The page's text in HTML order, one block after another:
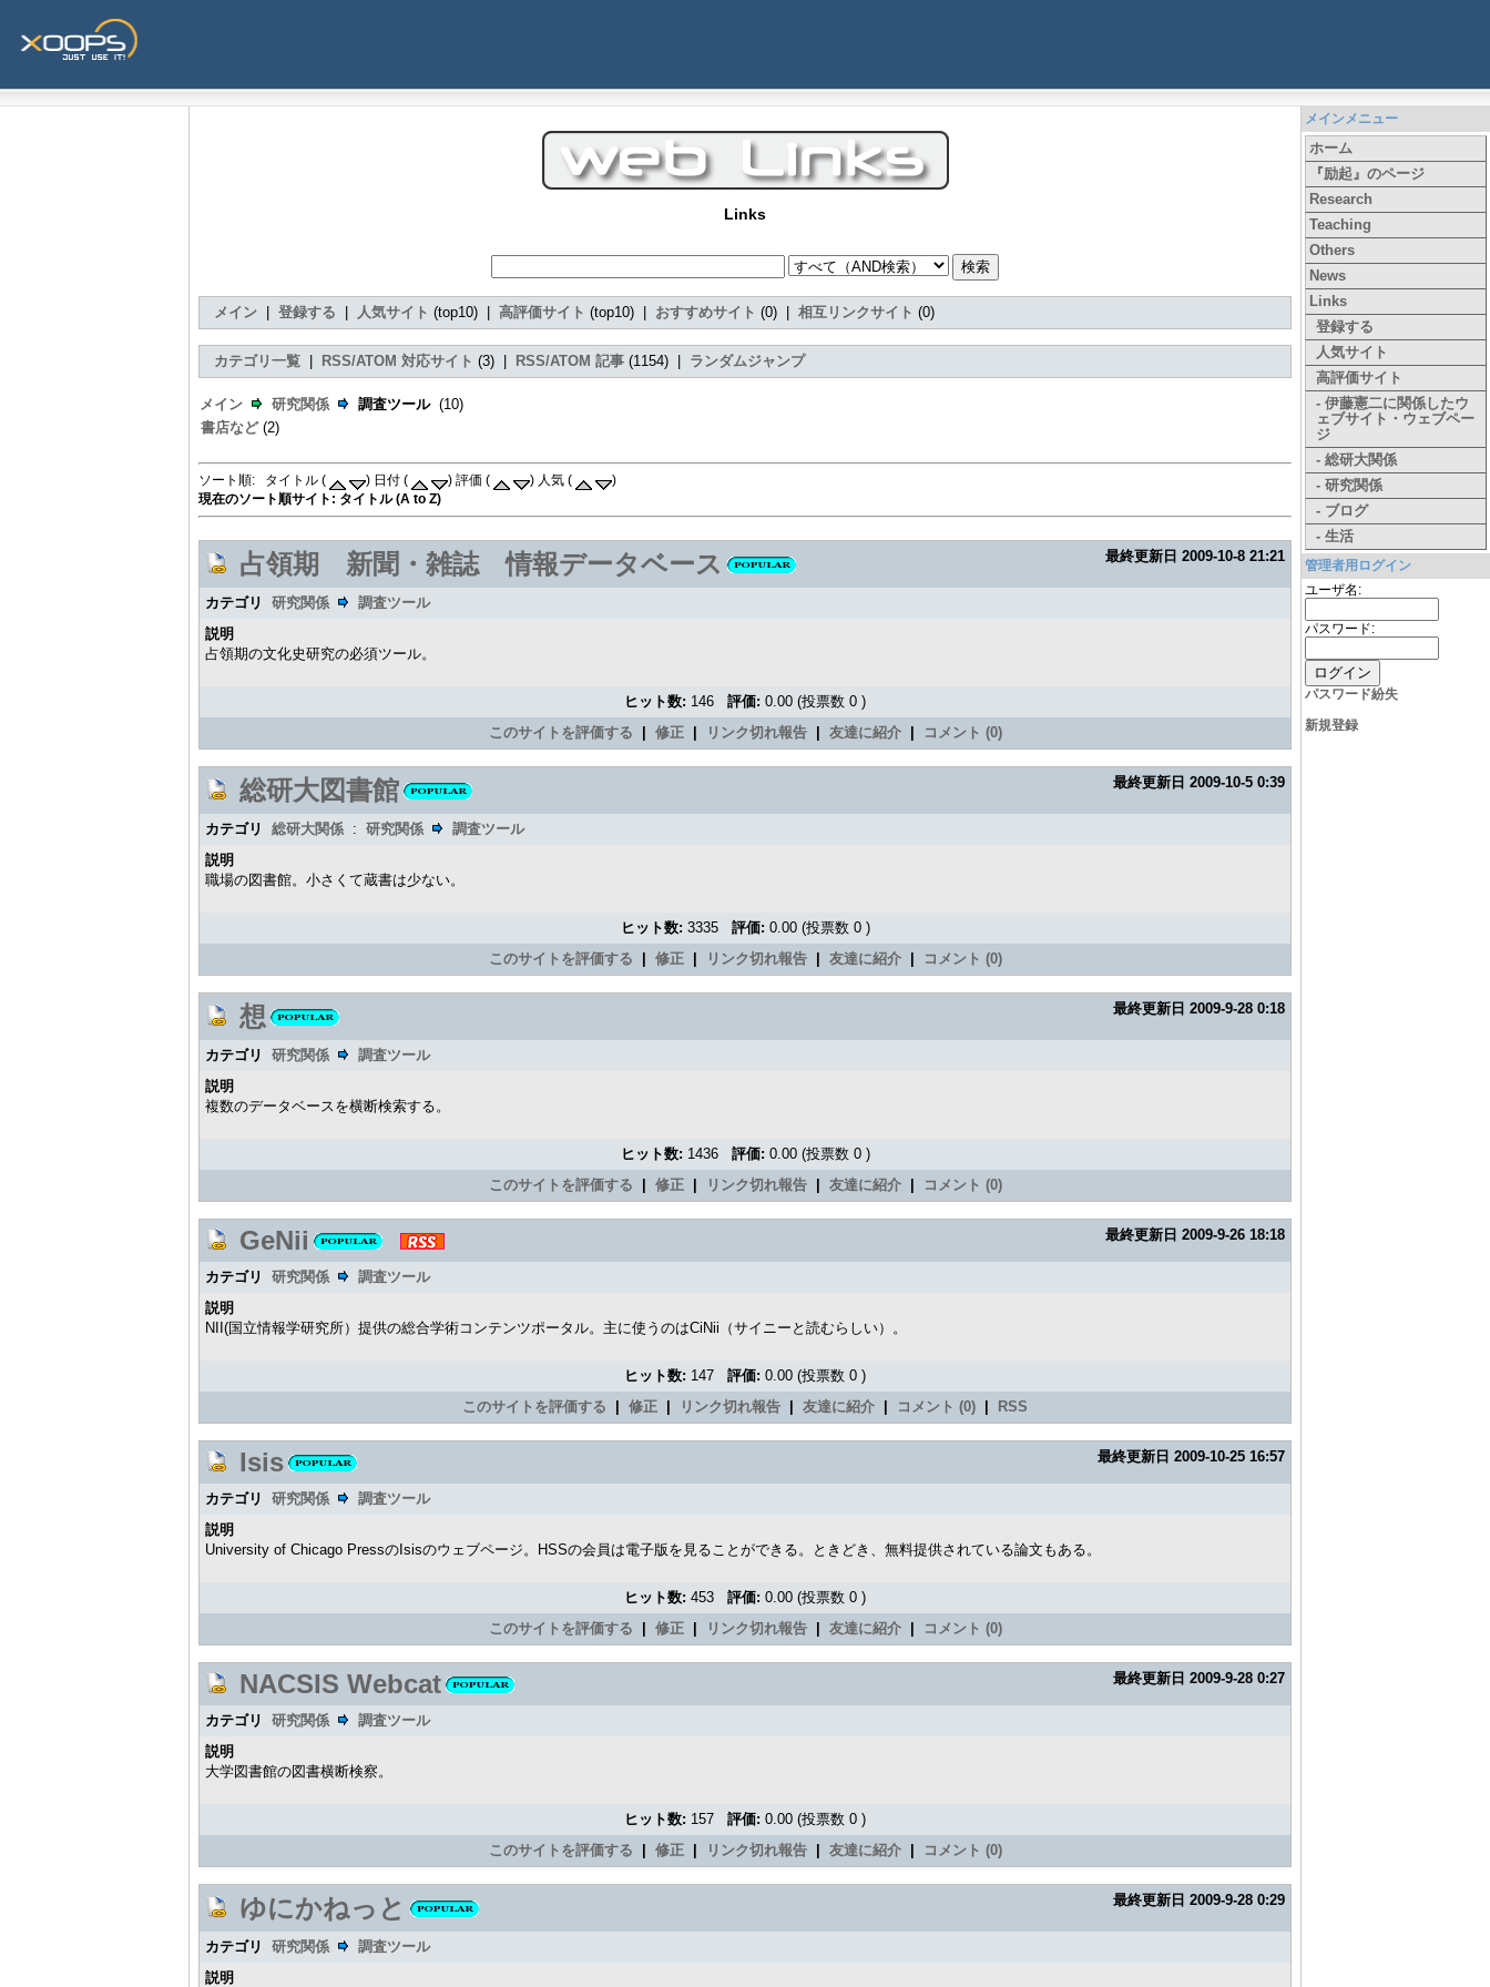
Links
メイン 登録する 人気サイト (top10) | 高評価サイト (top10) | おすすめサイト (0) | 相互リンクサイト (0)
カテゴリ一覧 RSS/ATOM 対応サイト (3) | RSS/ATOM 記事 (1154) | ランダムジャンプ
メイン 研究関係 調査ツール (10)
書店など(2)
ソート順: タイトル ( ) 日付 ( ) 評価 ( ) 人気 (
)
現在のソート順サイト: タイトル (A to Z)
占領期 新聞・雑誌 情報データベース 最終更新日 2009-10-8 21:21
カテゴリ 研究関係
調査ツール
説明
占領期の文化史研究の必須ツール。
ヒット数: 146 評価: 0.00 (投票数 0 )
このサイトを評価する
修正| リンク切れ報告| 友達に紹介| コメント (0)
総研大図書館 最終更新日 2009-10-5 0:39
カテゴリ 総研大関係 : 研究関係
調査ツール
説明
職場の図書館。小さくて蔵書は少ない。
ヒット数: 3335 評価: 0.00 (投票数 0 )
このサイトを評価する
修正| リンク切れ報告| 友達に紹介| コメント (0)
想 最終更新日 2009-9-28 0:18
カテゴリ 研究関係
調査ツール
説明
複数のデータベースを横断検索する。
ヒット数: 1436 評価: 0.00 (投票数 0 )
このサイトを評価する
修正| リンク切れ報告| 友達に紹介| コメント (0)
GeNii 最終更新日 2009-9-26 18:18
カテゴリ 研究関係
調査ツール
説明
NII(国立情報学研究所）提供の総合学術コンテンツポータル。主に使うのはCiNii（サイニーと読むらしい）。
ヒット数: 147 評価: 0.00 (投票数 0 )
このサイトを評価する
修正 リンク切れ報告 友達に紹介 コメント (0) RSS
Isis 最終更新日 2009-10-25 16:57
カテゴリ 研究関係
調査ツール
説明
University of Chicago PressのIsisのウェブページ。HSSの会員は電子版を見ることができる。ときどき、無料提供されている論文もある。
ヒット数: 453 評価: 0.00 (投票数 0 )
このサイトを評価する
修正| リンク切れ報告| 友達に紹介| コメント (0)
NACSIS Webcat 最終更新日 2009-9-28 0:27
カテゴリ 研究関係
調査ツール
説明
大学図書館の図書横断検察。
ヒット数: 157 評価: 0.00 (投票数 0 )
このサイトを評価する
修正| リンク切れ報告| 友達に紹介| コメント (0)
ゆにかねっと 最終更新日 2009-9-28 0:29
カテゴリ 研究関係
調査ツール
説明
メインメニュー
ホーム
『励起』のページ
Research
Teaching
Others
News
Links
登録する
人気サイト
高評価サイト
- 伊藤憲二に関係したウ
ェブサイト・ウェブペー
ジ
- 総研大関係
- 研究関係
- ブログ
- 生活
管理者用ログイン
ユーザ名:
パスワード:
パスワード紛失
新規登録